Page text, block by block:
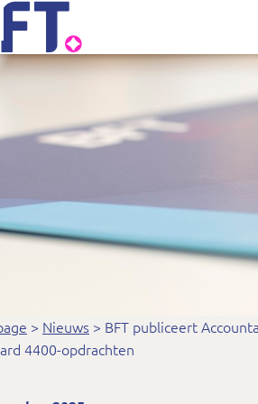
Financieel Toezicht
Nieuws
BFT publiceert
4400-opdrachten